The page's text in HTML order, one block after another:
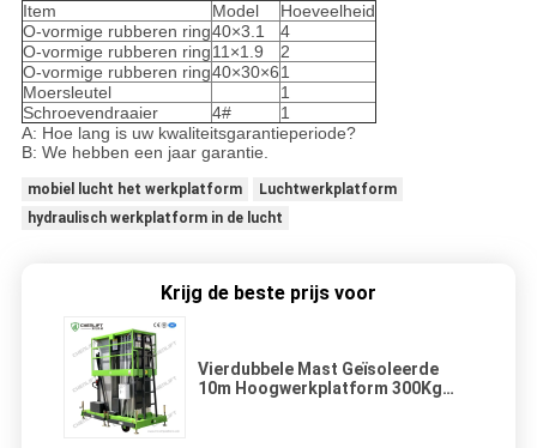
Item
Model
Hoeveelheid
O-vormige rubberen ring40×3.1
4
O-vormige rubberen ring11×1.9
2
O-vormige rubberen ring40×30×61
Moersleutel
1
Schroevendraaier
4#
1
A: Hoe lang is uw kwaliteitsgarantieperiode?
B: We hebben een jaar garantie.
mobiel lucht het werkplatform
Luchtwerkplatform
hydraulisch werkplatform in de lucht
Krijg de beste prijs voor
Vierdubbele Mast Geïsoleerde
10m Hoogwerkplatform 300Kg